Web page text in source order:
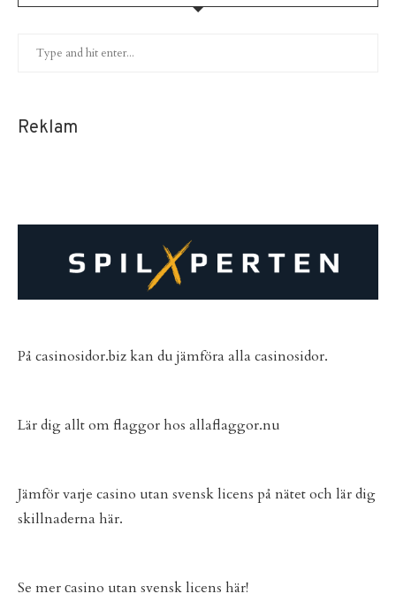
Reklam
På casinosidor.bizkan du jämföra alla casinosidor.
Lär dig allt om flaggor hos allaflaggor.nu
Jämför varje casino utan svensk licens på nätet och lär dig
skillnaderna här.
Se merсasino utan svensk licens här!